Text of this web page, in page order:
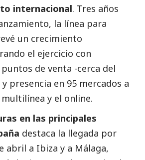
internacional. Tres años
la línea para
un crecimiento
el ejercicio con
de venta -cerca del
presencia en 95 mercados a
y el online.
en las principales
destaca la llegada por
abril a Ibiza y a Málaga,